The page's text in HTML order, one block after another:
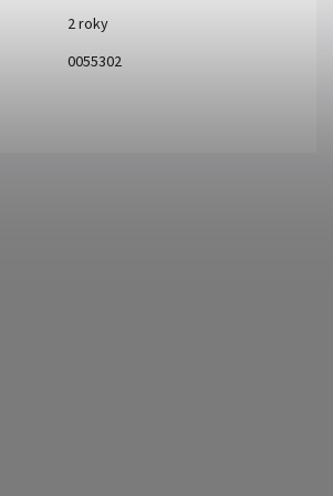
2 roky
0055302